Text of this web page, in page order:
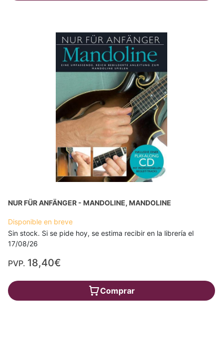
NUR FÜR ANFÄNGER - MANDOLINE, MANDOLINE
Disponible en breve
Sin stock. Si se pide hoy, se estima recibir en la librería el
17/08/26
PVP. 18,40€
Comprar